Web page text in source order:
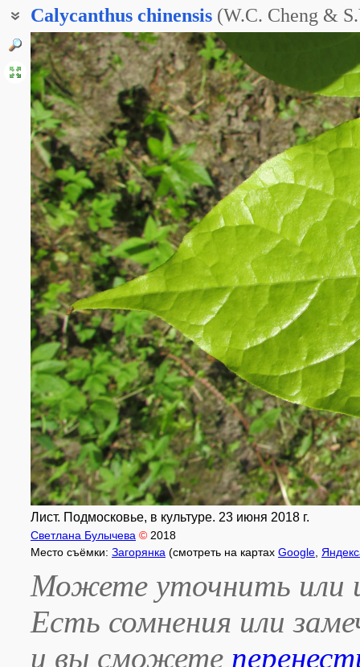
Calycanthus chinensis (W.C. Cheng &
Чашецветник китайский
Лист. Подмосковье, в культуре. 23 июня 2018 г.
Светлана Булычева © 2018
Место съёмки: Загорянка (смотреть на картах Google
Можете уточнить или
Есть сомнения или
и вы сможете